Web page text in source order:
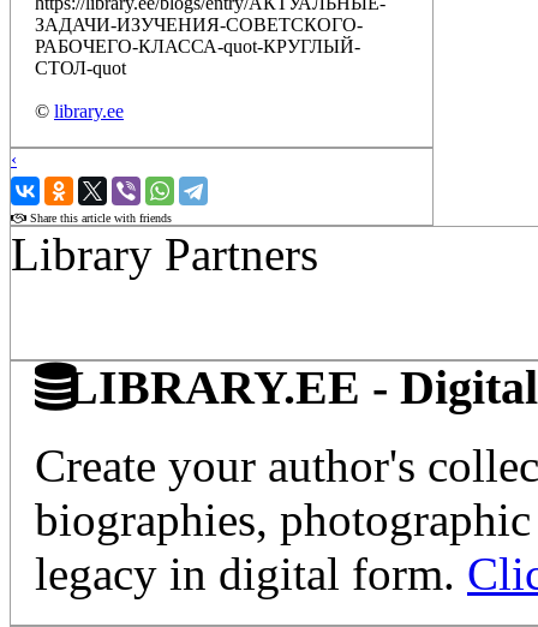
ЗАДАЧИ-ИЗУЧЕНИЯ-СОВЕТСКОГО-
РАБОЧЕГО-КЛАССА-quot-КРУГЛЫЙ-
СТОЛ-quot
© library.ee
‹
›
Share this article with friends
Library Partners
LIBRARY.EE -
Create your author's
biographies,
legacy in digital form.